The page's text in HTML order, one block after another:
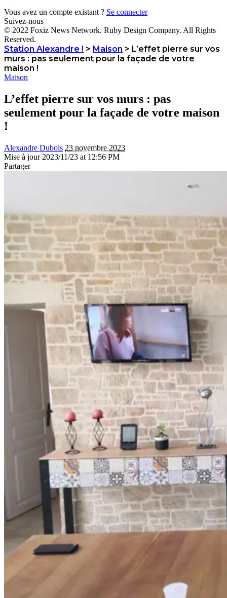
Vous avez un compte existant ? Se connecter
Suivez-nous
© 2022 Foxiz News Network. Ruby Design Company. All Rights
Reserved.
Station Alexandre ! > Maison > L’effet pierre sur vos
murs : pas seulement pour la façade de votre
maison !
Maison
L’effet pierre sur vos murs : pas
seulement pour la façade de votre maison
!
Alexandre Dubois 23 novembre 2023
Mise à jour 2023/11/23 at 12:56 PM
Partager